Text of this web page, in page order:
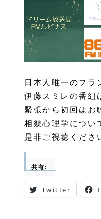
日本人唯一のフラ
伊藤スミレの番組
緊張から初回はお
相貌心理学につい
是非ご視聴くださ
共有:
Twitter